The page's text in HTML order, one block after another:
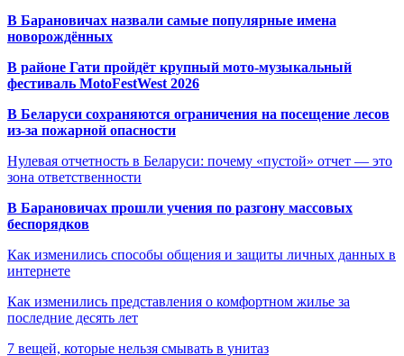
В Барановичах назвали самые популярные имена
новорождённых
В районе Гати пройдёт крупный мото-музыкальный
фестиваль MotoFestWest 2026
В Беларуси сохраняются ограничения на посещение лесов
из-за пожарной опасности
Нулевая отчетность в Беларуси: почему «пустой» отчет — это
зона ответственности
В Барановичах прошли учения по разгону массовых
беспорядков
Как изменились способы общения и защиты личных данных в
интернете
Как изменились представления о комфортном жилье за
последние десять лет
7 вещей, которые нельзя смывать в унитаз